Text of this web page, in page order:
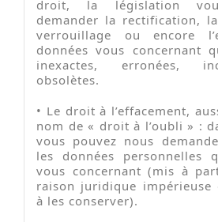
droit, la législation
demander la rectification,
verrouillage ou encore
données vous concernant
inexactes, erronées,
obsolètes.
• Le droit à l’effacement,
nom de « droit à l’oubli » :
vous pouvez nous
les données personnelles
vous concernant (mis à
raison juridique
à les conserver).